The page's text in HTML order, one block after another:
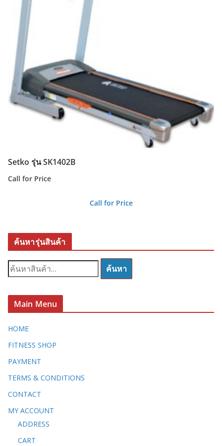
Setko รุ่น SK1402B
Call for Price
Call for Price
ค้นหารุ่นสินค้า
ค้
น
:
ค้นหา
Main Menu
HOME
FITNESS SHOP
PAYMENT
TERMS & CONDITIONS
CONTACT
MY ACCOUNT
ADDRESS
CART